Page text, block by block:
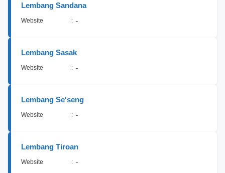
Lembang Sandana
Website : -
Lembang Sasak
Website : -
Lembang Se'seng
Website : -
Lembang Tiroan
Website : -